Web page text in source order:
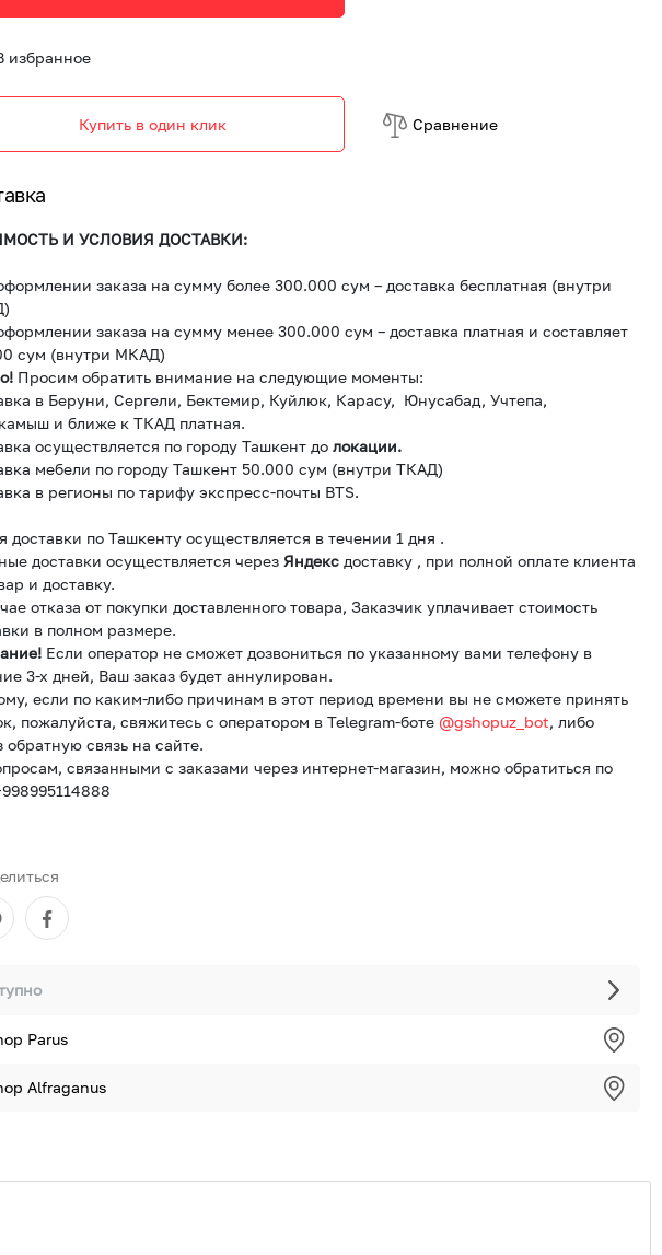
избранное
Купить в один клик Cравнение
И УСЛОВИЯ ДОСТАВКИ:
заказа на сумму более 300.000 сум – доставка бесплатная (внутри
заказа на сумму менее 300.000 сум – доставка платная и составляет
сум (внутри МКАД)
Просим обратить внимание на следующие моменты:
в Беруни, Сергели, Бектемир, Куйлюк, Карасу, Юнусабад, Учтепа,
и ближе к ТКАД платная.
осуществляется по городу Ташкент до локации.
мебели по городу Ташкент 50.000 сум (внутри ТКАД)
в регионы по тарифу экспресс-почты BTS.
доставки по Ташкенту осуществляется в течении 1 дня .
доставки осуществляется через Яндекс доставку , при полной оплате клиента
и доставку.
отказа от покупки доставленного товара, Заказчик уплачивает стоимость
в полном размере.
Если оператор не сможет дозвониться по указанному вами телефону в
3-х дней, Ваш заказ будет аннулирован.
если по каким-либо причинам в этот период времени вы не сможете принять
пожалуйста, свяжитесь с оператором в Telegram-боте @gshopuz_bot, либо
обратную связь на сайте.
связанными с заказами через интернет-магазин, можно обратиться по
Parus
Alfraganus